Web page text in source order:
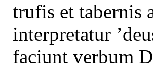
trufis et tabernis
interpretatur
faciunt verbum